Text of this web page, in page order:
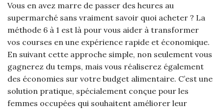
Vous en avez marre de passer des heures au
supermarché sans vraiment savoir quoi acheter ? La
méthode 6 à 1 est là pour vous aider à transformer
vos courses en une expérience rapide et économique.
En suivant cette approche simple, non seulement vous
gagnerez du temps, mais vous réaliserez également
des économies sur votre budget alimentaire. C’est une
solution pratique, spécialement conçue pour les
femmes occupées qui souhaitent améliorer leur